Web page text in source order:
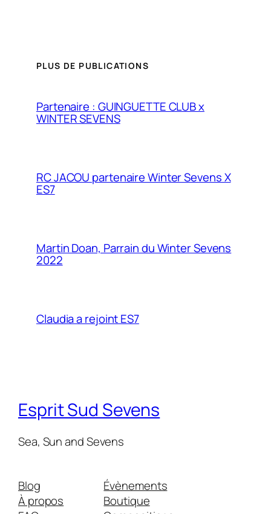
PLUS DE PUBLICATIONS
Partenaire : GUINGUETTE CLUB x
WINTER SEVENS
RC JACOU partenaire Winter Sevens X
ES7
Martin Doan, Parrain du Winter Sevens
2022
Claudia a rejoint ES7
Esprit Sud Sevens
Sea, Sun and Sevens
Blog
À propos
Évènements
Boutique